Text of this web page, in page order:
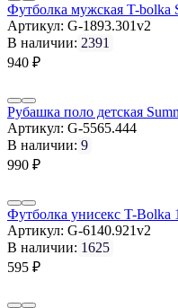
Футболка мужская T-bolka
Артикул: G-1893.301v2
В наличии: 2391
940 ₽
Рубашка поло детская
Артикул: G-5565.444
В наличии: 9
990 ₽
Футболка унисекс T-Bolka
Артикул: G-6140.921v2
В наличии: 1625
595 ₽